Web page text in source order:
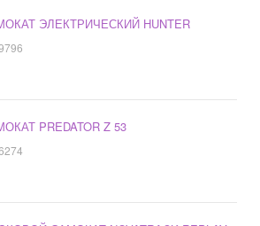
ЭЛЕКТРИЧЕСКИЙ HUNTER
PREDATOR Z 53